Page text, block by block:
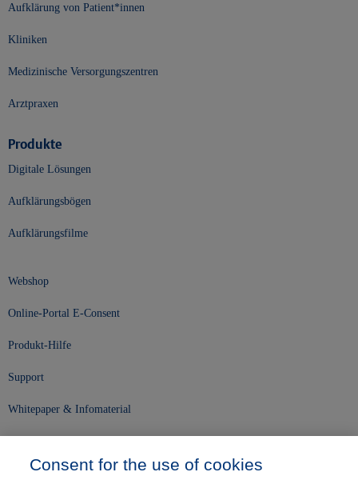
Aufklärung von Patient*innen
Kliniken
Medizinische Versorgungszentren
Arztpraxen
Produkte
Digitale Lösungen
Aufklärungsbögen
Aufklärungsfilme
Webshop
Online-Portal E-Consent
Produkt-Hilfe
Support
Whitepaper & Infomaterial
Consent for the use of cookies